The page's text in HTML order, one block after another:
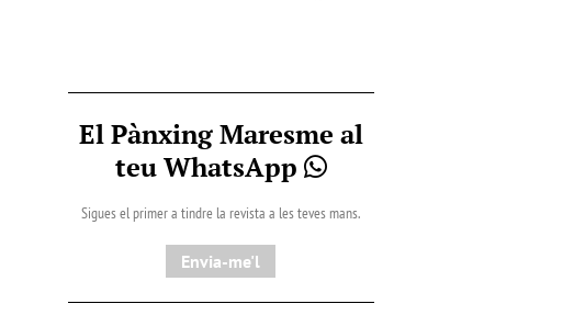
El Pànxing Maresme al
teu WhatsApp
Sigues el primer a tindre la revista a les teves mans.
Envia-me'l